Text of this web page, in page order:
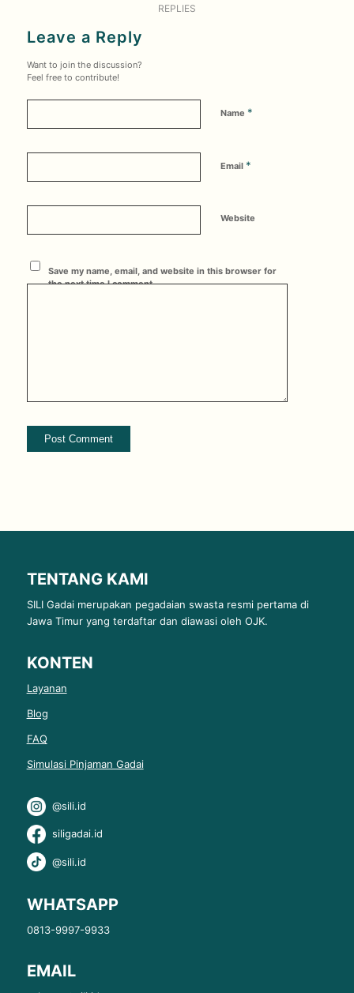
REPLIES
Leave a Reply
Want to join the discussion?
Feel free to contribute!
Name *
Email *
Website
Save my name, email, and website in this browser for
the next time I comment.
TENTANG KAMI
SILI Gadai merupakan pegadaian swasta resmi pertama di
Jawa Timur yang terdaftar dan diawasi oleh OJK.
KONTEN
Layanan
Blog
FAQ
Simulasi Pinjaman Gadai
@sili.id
siligadai.id
@sili.id
WHATSAPP
0813-9997-9933
EMAIL